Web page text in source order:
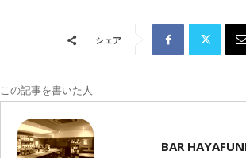
シェア
この記事を書いた人
BAR